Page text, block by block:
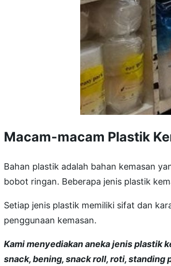
Macam-macam Plastik
Bahan plastik adalah bahan kemasan
bobot ringan. Beberapa jenis plastik
Setiap jenis plastik memiliki sifat dan
penggunaan kemasan.
Kami menyediakan aneka jenis plastik
snack, bening, snack roll, roti, standing